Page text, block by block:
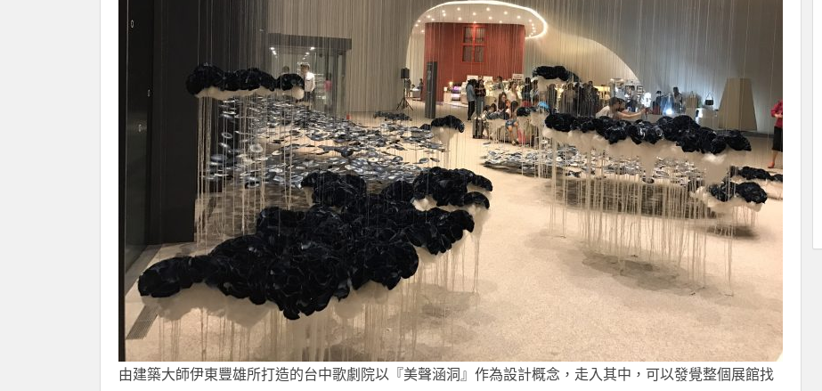
由建築大師伊東豐雄所打造的台中歌劇院以『美聲涵洞』作為設計概念，走入其中，可以發覺整個展館找